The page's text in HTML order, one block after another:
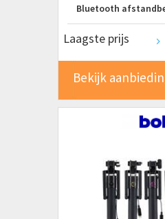
Bluetooth
Stick ? Smartphone
Houder ?
Laagste prijs
Bekijk